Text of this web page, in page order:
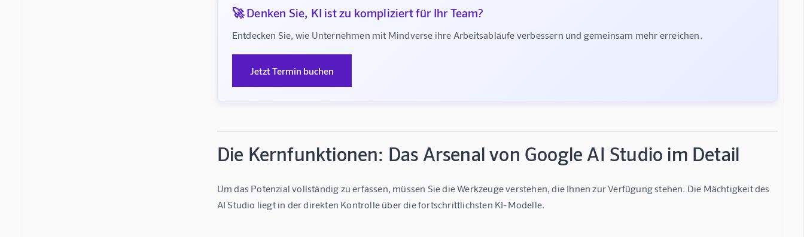
🚀 Denken Sie, KI ist zu kompliziert für Ihr Team?
Entdecken Sie, wie Unternehmen mit Mindverse ihre Arbeitsabläufe verbessern und gemeinsam mehr erreichen.
Jetzt Termin buchen
Die Kernfunktionen: Das Arsenal von Google AI Studio im Detail
Um das Potenzial vollständig zu erfassen, müssen Sie die Werkzeuge verstehen, die Ihnen zur Verfügung stehen. Die Mächtigkeit des
AI Studio liegt in der direkten Kontrolle über die fortschrittlichsten KI-Modelle.